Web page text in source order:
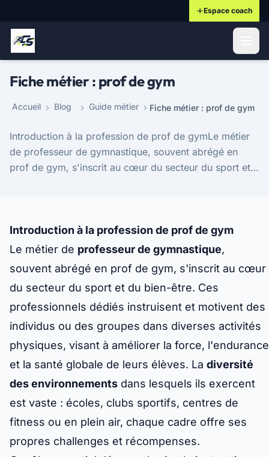
Espace coach
Fiche métier : prof de gym
Accueil Blog Guide métier Fiche métier : prof de gym
Introduction à la profession de prof de gymLe métier
de professeur de gymnastique, souvent abrégé en
prof de gym, s'inscrit au cœur du secteur du sport et
Introduction à la profession de prof de gym
Le métier de professeur de gymnastique,
souvent abrégé en prof de gym, s'inscrit au cœur
du secteur du sport et du bien-être. Ces
professionnels dédiés instruisent et motivent des
individus ou des groupes dans diverses activités
physiques, visant à améliorer la force, l'endurance
et la santé globale de leurs élèves. La diversité
des environnements dans lesquels ils exercent
est vaste : écoles, clubs sportifs, centres de
fitness ou en plein air, chaque cadre offre ses
propres challenges et récompenses.